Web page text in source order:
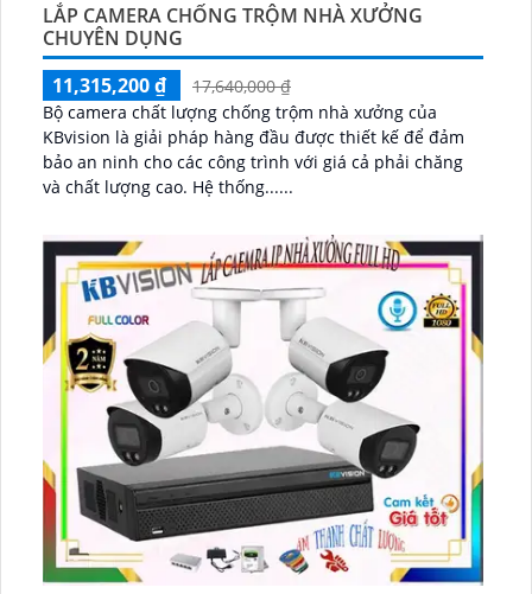
LẮP CAMERA CHỐNG TRỘM NHÀ XƯỞNG
CHUYÊN DỤNG
11,315,200 ₫
17,640,000 ₫
Bộ camera chất lượng chống trộm nhà xưởng của
KBvision là giải pháp hàng đầu được thiết kế để đảm
bảo an ninh cho các công trình với giá cả phải chăng
và chất lượng cao. Hệ thống......